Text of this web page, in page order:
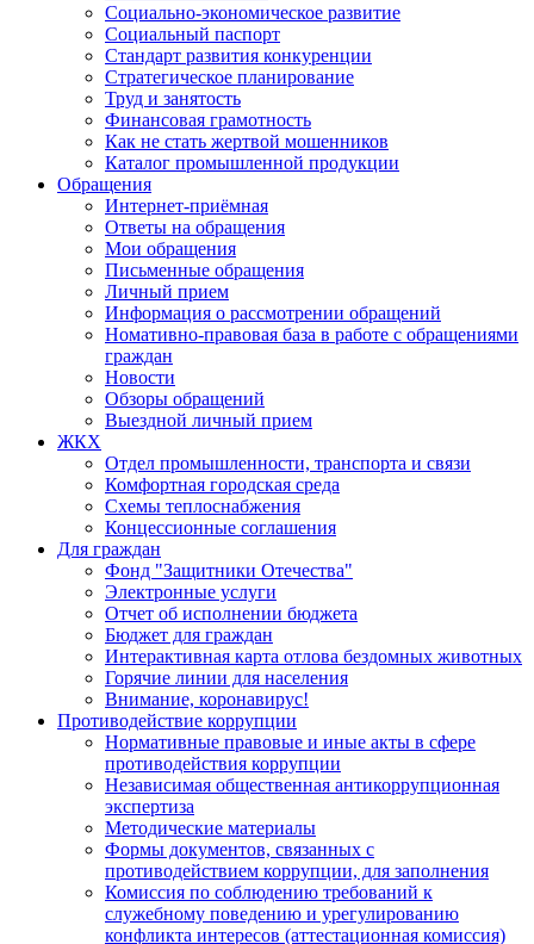
Социально-экономическое развитие
Социальный паспорт
Стандарт развития конкуренции
Стратегическое планирование
Труд и занятость
Финансовая грамотность
Как не стать жертвой мошенников
Каталог промышленной продукции
Обращения
Интернет-приёмная
Ответы на обращения
Мои обращения
Письменные обращения
Личный прием
Информация о рассмотрении обращений
Номативно-правовая база в работе с обращениями
граждан
Новости
Обзоры обращений
Выездной личный прием
ЖКХ
Отдел промышленности, транспорта и связи
Комфортная городская среда
Схемы теплоснабжения
Концессионные соглашения
Для граждан
Фонд "Защитники Отечества"
Электронные услуги
Отчет об исполнении бюджета
Бюджет для граждан
Интерактивная карта отлова бездомных животных
Горячие линии для населения
Внимание, коронавирус!
Противодействие коррупции
Нормативные правовые и иные акты в сфере
противодействия коррупции
Независимая общественная антикоррупционная
экспертиза
Методические материалы
Формы документов, связанных с
противодействием коррупции, для заполнения
Комиссия по соблюдению требований к
служебному поведению и урегулированию
конфликта интересов (аттестационная комиссия)